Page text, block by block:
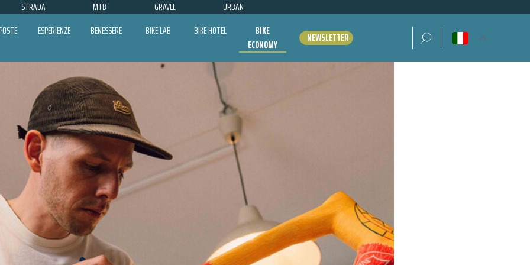
STRADA MTB GRAVEL URBAN
ESPERIENZE BENESSERE BIKE LAB BIKE HOTEL
BIKE
ECONOMY
NEWSLETTER Ricerca per: